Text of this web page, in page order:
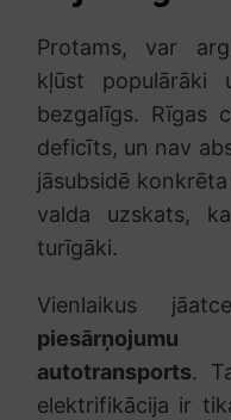
Protams, var
kļūst populārāki
bezgalīgs. Rīgas
deficīts, un nav
jāsubsidē
valda uzskats,
turīgāki.
Vienlaikus
autotransports.
elektrifikācija ir